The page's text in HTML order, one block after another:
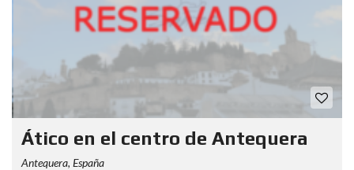
Ático en el centro de Antequera
Antequera, España